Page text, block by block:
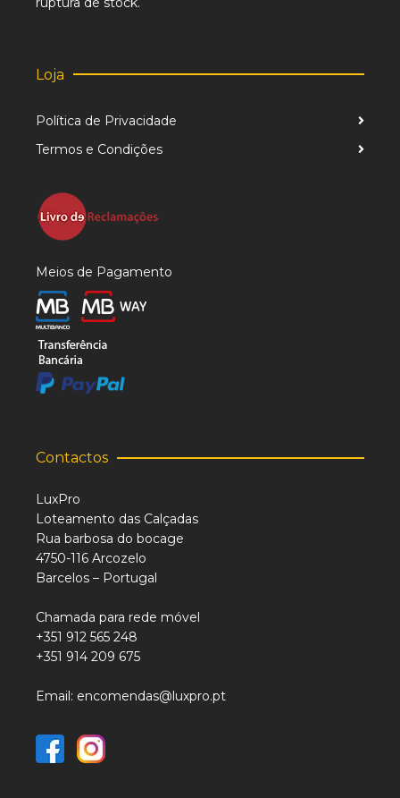
Loja
Política de Privacidade
Termos e Condições
Meios de Pagamento
Contactos
LuxPro
Loteamento das Calçadas
Rua barbosa do bocage
4750-116 Arcozelo
Barcelos – Portugal
Chamada para rede móvel
+351 912 565 248
+351 914 209 675
Email: encomendas@luxpro.pt